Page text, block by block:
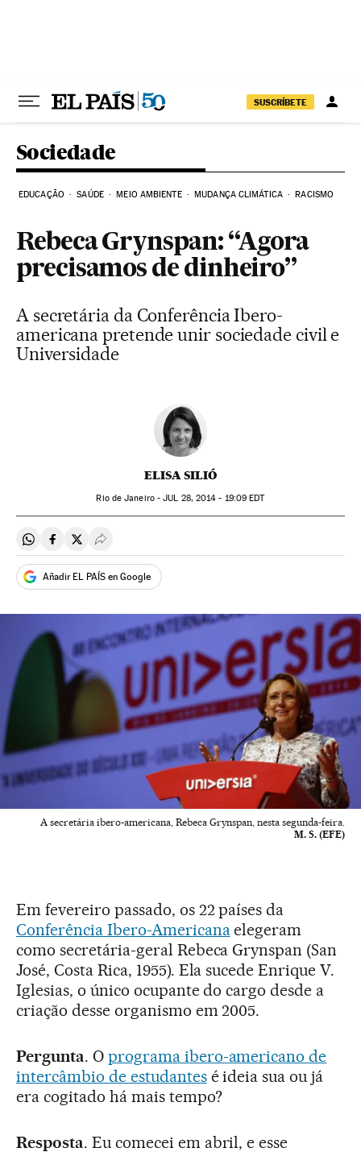
SUSCRÍBETE
Sociedade
EDUCAÇÃO SAÚDE MEIO AMBIENTE MUDANÇA CLIMÁTICA RACISMO
Rebeca Grynspan: “Agora
precisamos de dinheiro”
A secretária da Conferência Ibero-
americana pretende unir sociedade civil e
Universidade
ELISA SILIÓ
Rio de Janeiro -JUL 28, 2014 - 19:09 EDT
Compartir en Whatsapp
Compartir en Facebook
Compartir en Twitter
Desplegar Redes Sociales
Añadir EL PAÍS en Google
A secretária ibero-americana, Rebeca Grynspan, nesta segunda-feira.
M. S. (EFE)
Em fevereiro passado, os 22 países da
Conferência Ibero-Americanaelegeram
como secretária-geral Rebeca Grynspan (San
José, Costa Rica, 1955). Ela sucede Enrique V.
Iglesias, o único ocupante do cargo desde a
criação desse organismo em 2005.
Pergunta. O programa ibero-americano de
intercâmbio de estudantesé ideia sua ou já
era cogitado há mais tempo?
Resposta. Eu comecei em abril, e esse